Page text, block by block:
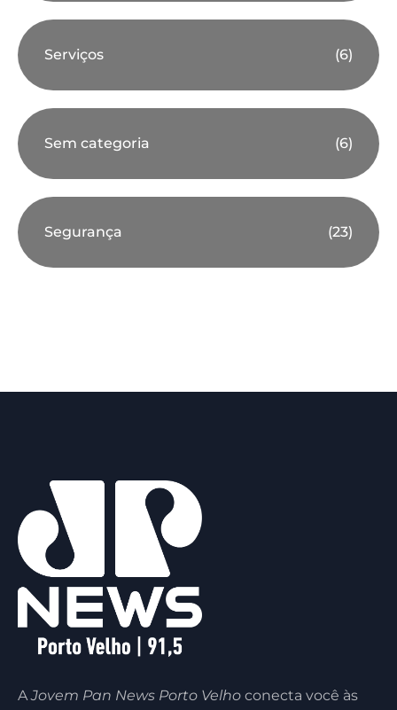
Serviços (6)
Sem categoria (6)
Segurança (23)
AJovem Pan News Porto Velho conecta você às